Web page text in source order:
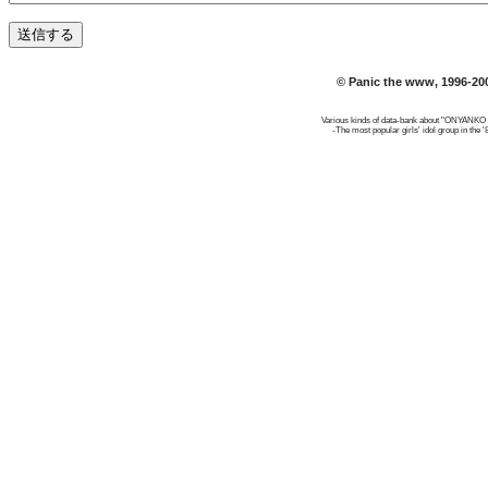
© Panic the www, 1996-
Various kinds of data-bank about
-The most popular girls' idol group in the